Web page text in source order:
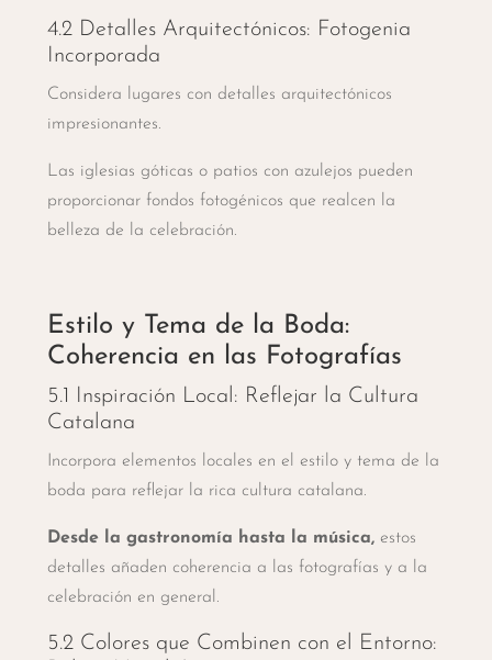
4.2 Detalles Arquitectónicos: Fotogenia
Incorporada
Considera lugares con detalles arquitectónicos
impresionantes.
Las iglesias góticas o patios con azulejos pueden
proporcionar fondos fotogénicos que realcen la
belleza de la celebración.
Estilo y Tema de la Boda:
Coherencia en las Fotografías
5.1 Inspiración Local: Reflejar la Cultura
Catalana
Incorpora elementos locales en el estilo y tema de la
boda para reflejar la rica cultura catalana.
Desde la gastronomía hasta la música,estos
detalles añaden coherencia a las fotografías y a la
celebración en general.
5.2 Colores que Combinen con el Entorno: